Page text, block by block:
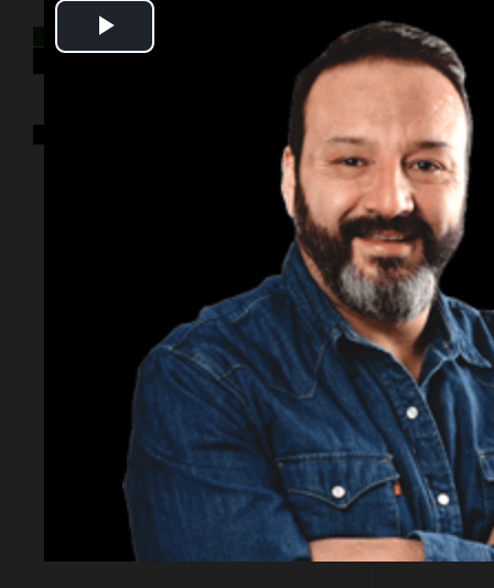
Tigre con el objetivo
de recuperarse y
volver a la buena
El partido, pendiente de la fecha 2,
se disputa, desde las 21.15, en
Victoria. "El Pirata" viene de perder
ante el líder, Argentinos Juniors.
"El Matador" superó a Racing en
su último encuentro.
Transmite
Cadena 3.
Boca Juniors
hacer
Fútbol
Copa
sede
de final